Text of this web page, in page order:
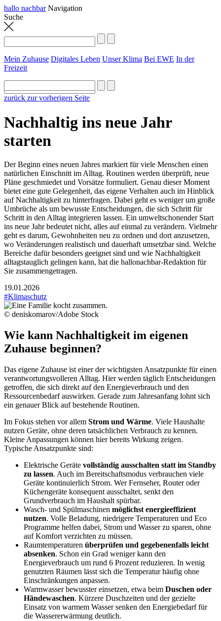
hallo nachbar Navigation
Suche
Mein Zuhause Digitales Leben Unser Klima Bei EWE In der
Freizeit
zurück zur vorherigen Seite
Nachhaltig ins neue Jahr
starten
Der Beginn eines neuen Jahres markiert für viele Menschen einen
natürlichen Einschnitt im Alltag. Routinen werden überprüft, neue
Pläne geschmiedet und Vorsätze formuliert. Genau dieser Moment
bietet eine gute Gelegenheit, das eigene Verhalten auch im Hinblick
auf Nachhaltigkeit zu hinterfragen. Dabei geht es weniger um große
Umbrüche als um bewusste Entscheidungen, die sich Schritt für
Schritt in den Alltag integrieren lassen. Ein umweltschonender Start
ins neue Jahr bedeutet nicht, alles auf einmal zu verändern. Vielmehr
geht es darum, Gewohnheiten neu zu ordnen und dort anzusetzen,
wo Veränderungen realistisch und dauerhaft umsetzbar sind. Welche
Bereiche dafür besonders geeignet sind und wie Nachhaltigkeit
alltagstauglich gelingen kann, hat die hallonachbar-Redaktion für
Sie zusammengetragen.
19.01.2026
#Klimaschutz
© deniskomarov/Adobe Stock
Wie kann Nachhaltigkeit im eigenen
Zuhause beginnen?
Das eigene Zuhause ist einer der wichtigsten Ansatzpunkte für einen
verantwortungsvolleren Alltag. Hier werden täglich Entscheidungen
getroffen, die sich direkt auf den Energieverbrauch und den
Ressourcenbedarf auswirken. Gerade zum Jahresanfang lohnt sich
ein genauer Blick auf bestehende Routinen.
Im Fokus stehen vor allem Strom und Wärme. Viele Haushalte
nutzen Geräte, ohne deren tatsächlichen Verbrauch zu kennen.
Kleine Anpassungen können hier bereits Wirkung zeigen.
Typische Ansatzpunkte sind:
Elektrische Geräte vollständig ausschalten statt im Standby
zu lassen. Auch im Bereitschaftsmodus verbrauchen viele
Geräte kontinuierlich Strom. Wer Fernseher, Router oder
Küchengeräte konsequent ausschaltet, senkt den
Grundverbrauch im Haushalt spürbar.
Wasch- und Spülmaschinen möglichst energieeffizient
nutzen. Volle Beladung, niedrigere Temperaturen und Eco
Programme helfen dabei, Strom und Wasser zu sparen, ohne
auf Komfort verzichten zu müssen.
Raumtemperaturen überprüfen und gegebenenfalls leicht
absenken. Schon ein Grad weniger kann den
Energieverbrauch um rund 6 Prozent reduzieren. In wenig
genutzten Räumen lässt sich die Temperatur häufig ohne
Einschränkungen anpassen.
Warmwasser bewusster einsetzen, etwa beim Duschen oder
Händewaschen. Kürzere Duschzeiten und der gezielte
Einsatz von warmem Wasser senken den Energiebedarf für
die Wassererwärmung deutlich.